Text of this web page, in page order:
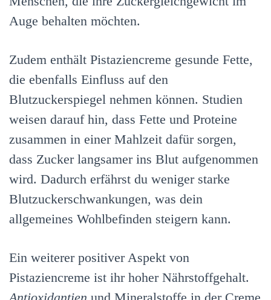
Auge behalten möchten.
Zudem enthält Pistaziencreme gesunde Fette,
die ebenfalls Einfluss auf den
Blutzuckerspiegel nehmen können. Studien
weisen darauf hin, dass Fette und Proteine
zusammen in einer Mahlzeit dafür sorgen,
dass Zucker langsamer ins Blut aufgenommen
wird. Dadurch erfährst du weniger starke
Blutzuckerschwankungen, was dein
allgemeines Wohlbefinden steigern kann.
Ein weiterer positiver Aspekt von
Pistaziencreme ist ihr hoher Nährstoffgehalt.